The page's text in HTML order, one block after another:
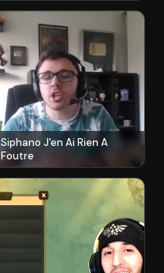
Siphano J'en Ai Rien A
Foutre